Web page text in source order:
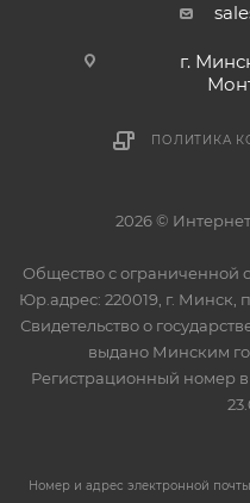
г.
ПОЛИТИКА
2026 ©
Общество с ограниченной
Юр.адрес: 220019, г. Минск,
Свидетельство о
выдано Минским
Регистрационный номер
Номер и адрес электронной